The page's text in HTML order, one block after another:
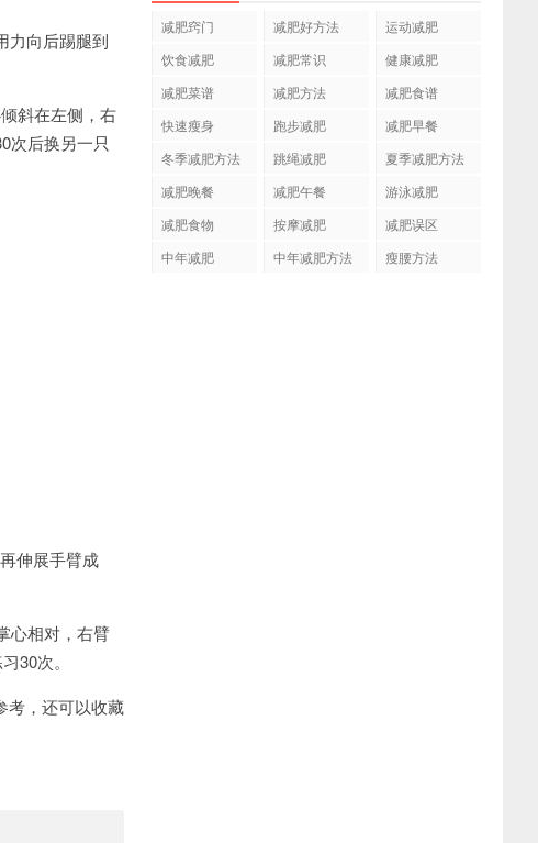
力向后踢腿到
斜在左侧，右
次后换另一只
伸展手臂成
心相对，右臂
30次。
，还可以收藏
减肥窍门 减肥好方法
运动减肥
饮食减肥
减肥常识
健康减肥
减肥菜谱
减肥方法
减肥食谱
快速瘦身
跑步减肥
减肥早餐
冬季减肥方法
跳绳减肥
夏季减肥方法
减肥晚餐
减肥午餐
游泳减肥
减肥食物
按摩减肥
减肥误区
中年减肥
中年减肥方法 瘦腰方法